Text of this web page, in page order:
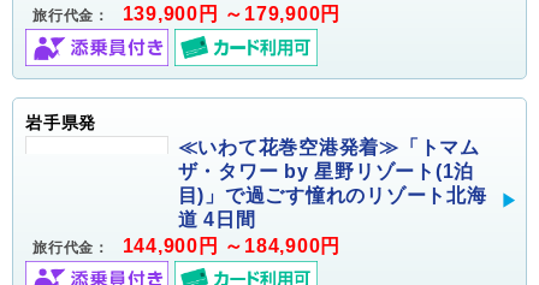
旅行代金： 139,900円 ～179,900円
岩手県発
≪いわて花巻空港発着≫「トマム
ザ・タワー by 星野リゾート(1泊
目)」で過ごす憧れのリゾート北海
道 4日間
旅行代金： 144,900円 ～184,900円